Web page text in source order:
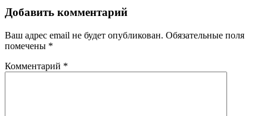
Добавить комментарий
Ваш адрес email не будет опубликован. Обязательные поля
помечены *
Комментарий *